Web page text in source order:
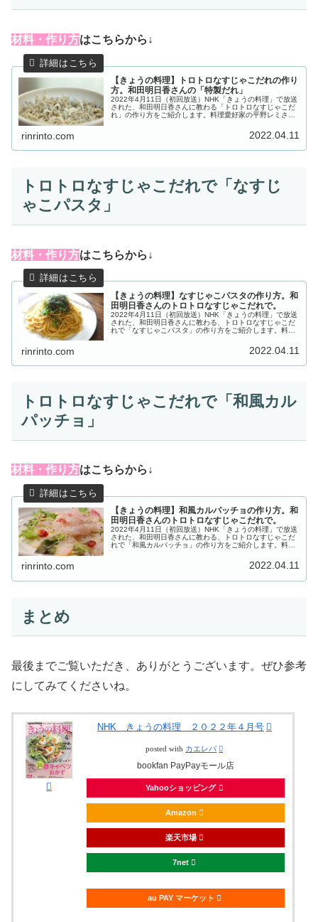
材料・作り方はこちらから↓
【きょうの料理】トロトロなすじゃこだれの作り
方。和田明日香さんの「特製だれ」
2022年4月11日（初回放送）NHK「きょうの料理」で放送
された、和田明日香さんに教わる「トロトロなすじゃこだ
れ」の作り方をご紹介します。料理愛好家の平野レミさん
rinrinto.com 2022.04.11
トロトロなすじゃこだれで「なすじ
ゃこパスタ」
材料・作り方はこちらから↓
【きょうの料理】なすじゃこパスタの作り方。和
田明日香さんのトロトロなすじゃこだれで。
2022年4月11日（初回放送）NHK「きょうの料理」で放送
された、和田明日香さんに教わる、トロトロなすじゃこだ
れで「なすじゃこパスタ」の作り方をご紹介します。料理
rinrinto.com 2022.04.11
トロトロなすじゃこだれで「和風カル
パッチョ」
材料・作り方はこちらから↓
【きょうの料理】和風カルパッチョの作り方。和
田明日香さんのトロトロなすじゃこだれで。
2022年4月11日（初回放送）NHK「きょうの料理」で放送
された、和田明日香さんに教わる、トロトロなすじゃこだ
れで「和風カルパッチョ」の作り方をご紹介します。料理
rinrinto.com 2022.04.11
まとめ
最後までご覧いただき、ありがとうございます。ぜひ参考
にしてみてくださいね。
NHK きょうの料理 ２０２２年４月号
posted with カエレバ
bookfan PayPayモール店
Yahooショッピング
Amazon
楽天市場
7net
au PAY マーケット